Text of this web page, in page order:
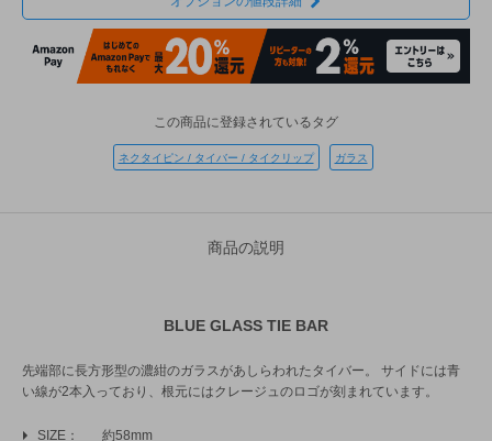
この商品に登録されているタグ
ネクタイピン / タイバー / タイクリップ ガラス
商品の説明
BLUE GLASS TIE BAR
先端部に長方形型の濃紺のガラスがあしらわれたタイバー。 サイドには青
い線が2本入っており、根元にはクレージュのロゴが刻まれています。
SIZE
約58mm